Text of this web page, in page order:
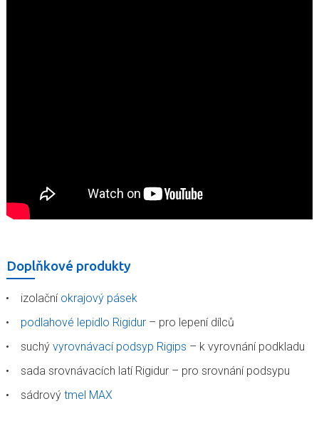
Doplňkové produkty
izolační okrajový pásek
podlahové lepidlo Rigidur – pro lepení dílců
suchý vyrovnávací podsyp Rigips – k vyrovnání podkladu
sada srovnávacích latí Rigidur – pro srovnání podsypu
sádrový tmel MAX